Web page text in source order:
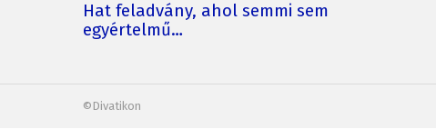
Hat feladvány, ahol semmi sem
egyértelmű…
©Divatikon